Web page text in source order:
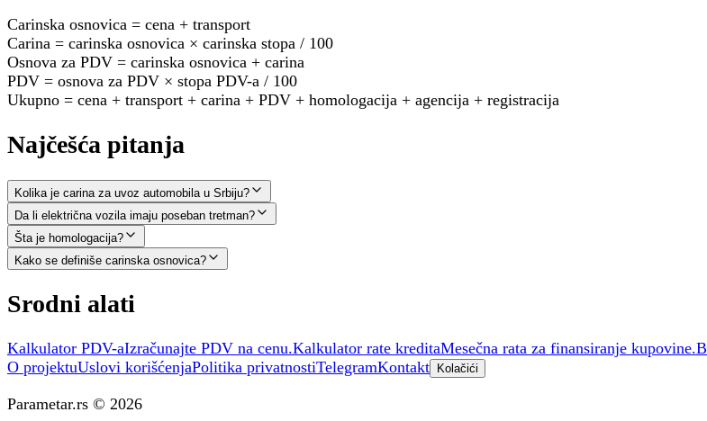
Carinska osnovica = cena + transport
Carina = carinska osnovica × carinska stopa / 100
Osnova za PDV = carinska osnovica + carina
PDV = osnova za PDV × stopa PDV-a / 100
Ukupno = cena + transport + carina + PDV + homologacija + agencija + registracija
Najčešća pitanja
Kolika je carina za uvoz automobila u Srbiju?
Da li električna vozila imaju poseban tretman?
Šta je homologacija?
Kako se definiše carinska osnovica?
Srodni alati
Kalkulator PDV-aIzračunajte PDV na cenu.Kalkulator rate kreditaMesečna rata za finansiranje kupovine.
O projektuUslovi korišćenjaPolitika privatnostiTelegramKontakt Kolačići
Parametar.rs © 2026